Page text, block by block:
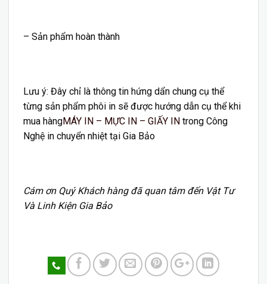
– Sản phẩm hoàn thành
Lưu ý: Đây chỉ là thông tin hứng dẩn chung cụ thể
từng sản phẩm phôi in sẽ được hướng dẫn cụ thể khi
mua hàngMÁY IN – MỰC IN – GIẤY IN trong Công
Nghệ in chuyển nhiệt tại Gia Bảo
Cám ơn Quý Khách hàng đã quan tâm đến Vật Tư
Và Linh Kiện Gia Bảo